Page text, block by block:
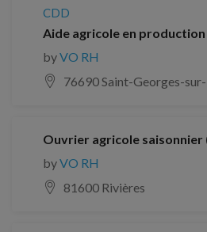
CDD
Aide agricole en
byVO RH
76690 Saint-Georges-
Ouvrier agricole saisonnier
byVO RH
81600 Rivières